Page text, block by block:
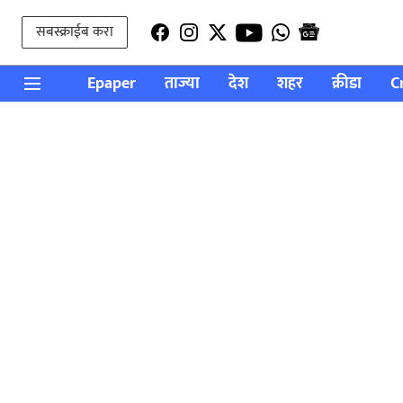
सबस्क्राईब करा
Epaper ताज्या देश शहर क्रीडा